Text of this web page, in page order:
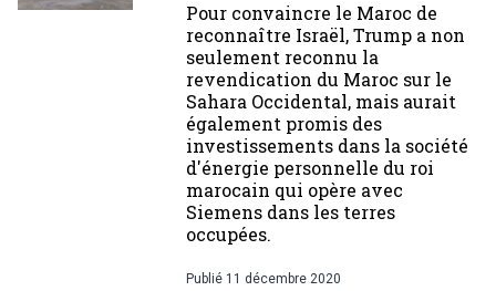
Pour convaincre le Maroc de
reconnaître Israël, Trump a non
seulement reconnu la
revendication du Maroc sur le
Sahara Occidental, mais aurait
également promis des
investissements dans la société
d'énergie personnelle du roi
marocain qui opère avec
Siemens dans les terres
occupées.
Publié 11 décembre 2020